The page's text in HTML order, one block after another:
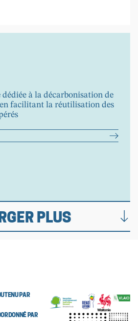
à la décarbonisation de
facilitant la réutilisation des
PLUS
PAR
PAR